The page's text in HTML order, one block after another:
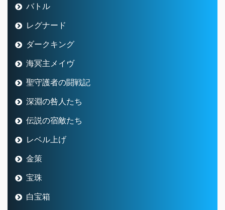
バトル
レグナード
ダークキング
海冥主メイヴ
聖守護者の闘戦記
深淵の咎人たち
伝説の宿敵たち
レベル上げ
金策
宝珠
白宝箱